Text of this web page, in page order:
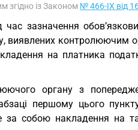
згідно із Законом № 466-IX від
зазначення
виявлених контролюючим
на платника
органу з
першому цього
за собою накладення на